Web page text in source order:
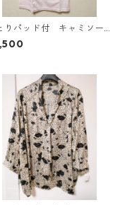
りパッド付 キャミソー
ライトピンク KAE-